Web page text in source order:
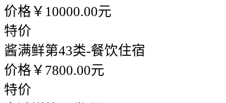
价格￥10000.00元
特价
酱满鲜第43类-餐饮住宿
价格￥7800.00元
特价